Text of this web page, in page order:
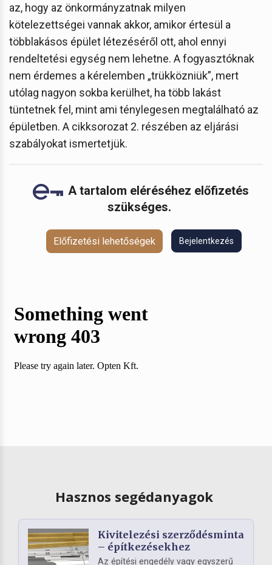
az, hogy az önkormányzatnak milyen
kötelezettségei vannak akkor, amikor értesül a
többlakásos épület létezéséről ott, ahol ennyi
rendeltetési egység nem lehetne. A fogyasztóknak
nem érdemes a kérelemben „trükközniük”, mert
utólag nagyon sokba kerülhet, ha több lakást
tüntetnek fel, mint ami ténylegesen megtalálható az
épületben. A cikksorozat 2. részében az eljárási
szabályokat ismertetjük.
A tartalom eléréséhez előfizetés
szükséges.
Előfizetési lehetőségek Bejelentkezés
Hasznos segédanyagok
Kivitelezési szerződésminta
– építkezésekhez
Az építési engedély vagy egyszerű